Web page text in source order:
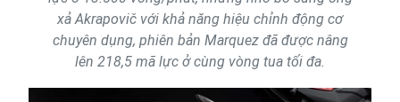
xả Akrapovič với khả năng hiệu chỉnh động cơ
chuyên dụng, phiên bản Marquez đã được nâng
lên 218,5 mã lực ở cùng vòng tua tối đa.